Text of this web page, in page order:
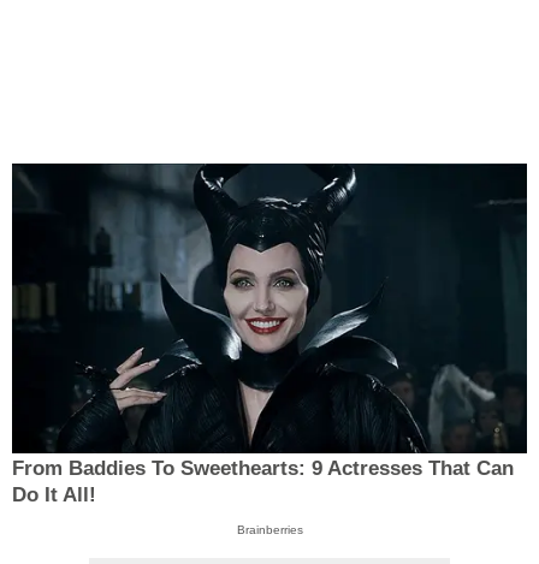
From Baddies To Sweethearts: 9 Actresses That Can
Do It All!
Brainberries